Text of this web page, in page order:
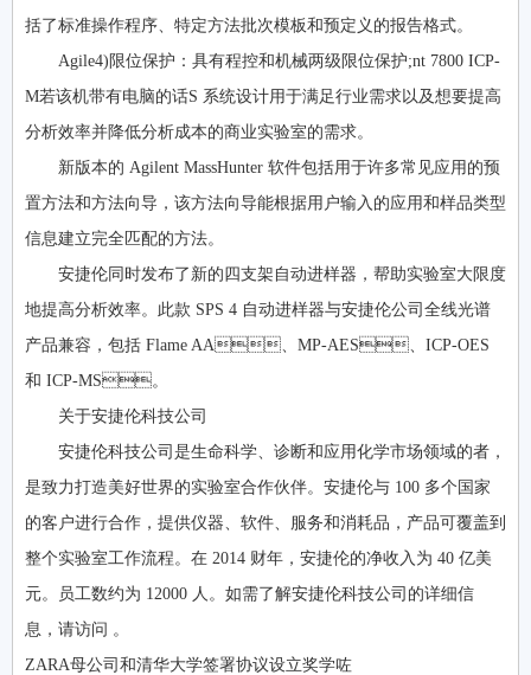
括了标准操作程序、特定方法批次模板和预定义的报告格式。
Agile4)限位保护：具有程控和机械两级限位保护;nt 7800 ICP-
M若该机带有电脑的话S 系统设计用于满足行业需求以及想要提高
分析效率并降低分析成本的商业实验室的需求。
新版本的 Agilent MassHunter 软件包括用于许多常见应用的预
置方法和方法向导，该方法向导能根据用户输入的应用和样品类型
信息建立完全匹配的方法。
安捷伦同时发布了新的四支架自动进样器，帮助实验室大限度
地提高分析效率。此款 SPS 4 自动进样器与安捷伦公司全线光谱
产品兼容，包括 Flame AA、MP-AES、ICP-OES
和 ICP-MS。
关于安捷伦科技公司
安捷伦科技公司是生命科学、诊断和应用化学市场领域的者，
是致力打造美好世界的实验室合作伙伴。安捷伦与 100 多个国家
的客户进行合作，提供仪器、软件、服务和消耗品，产品可覆盖到
整个实验室工作流程。在 2014 财年，安捷伦的净收入为 40 亿美
元。员工数约为 12000 人。如需了解安捷伦科技公司的详细信
息，请访问 。
ZARA母公司和清华大学签署协议设立奖学咗